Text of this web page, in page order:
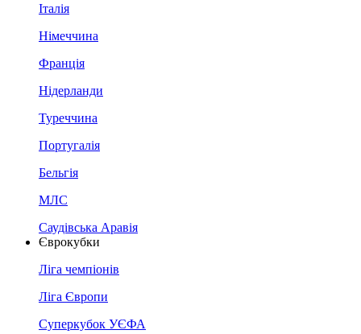
Італія
Німеччина
Франція
Нідерланди
Туреччина
Португалія
Бельгія
МЛС
Саудівська Аравія
Єврокубки
Ліга чемпіонів
Ліга Європи
Суперкубок УЄФА